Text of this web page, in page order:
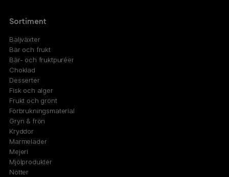
Sortiment
Baljväxter
Bär och frukt
Bär- och fruktpuréer
Choklad
Desserter
Fisk och alger
Frukt och grönt
Förbrukningsmaterial
Gryn & frön
Kryddor
Marmelader
Mejeri
Mjölprodukter
Nötter